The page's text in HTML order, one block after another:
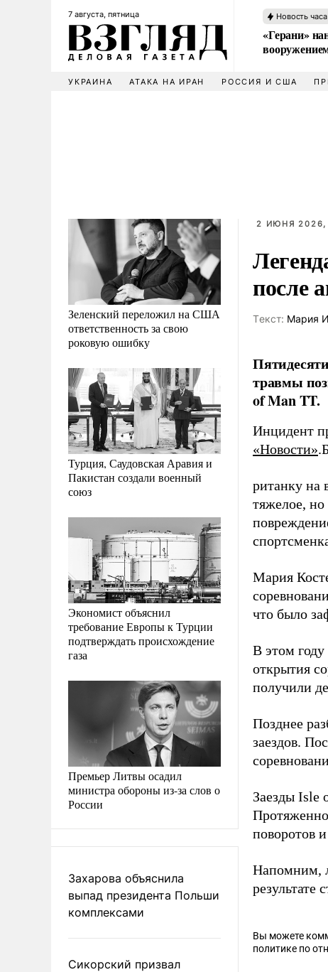
7 августа, пятница Новость часа
«Герани»
УКРАИНА АТАКА НА ИРАН РОССИЯ И США
Зеленский переложил на США
ответственность за свою
роковую ошибку
Турция, Саудовская Аравия и
Пакистан создали военный
союз
Экономист объяснил
требование Европы к Турции
подтверждать происхождение
газа
Премьер Литвы осадил
министра обороны из-за слов о
России
Захарова объяснила
выпад президента Польши
комплексами
Сикорский призвал
2 ИЮНЯ 2026,
после
Tекст: Мария
травмы
of Man TT.
Инцидент
«Новости»
ританку на
тяжелое,
Мария
что было
В этом году
открытия
получили
Позднее
заездов.
Заезды Isle
поворотов
Напомним,
результате
Вы можете
политике по